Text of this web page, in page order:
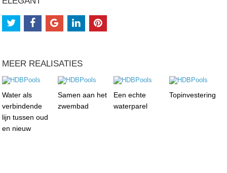
MEER REALISATIES
Water als
verbindende
lijn tussen oud
en nieuw
Samen aan het
zwembad
Een echte
waterparel
Topinvestering